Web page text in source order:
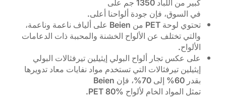
في السوق، فإن جودة ألواحنا أعلى.
تحتوي لوحة PET من Beien على ألياف ناعمة وناعمة،
والتي تختلف عن الألواح الخشنة والمحببة ذات الدعامات
الألواح.
على عكس تجار ألواح البولي إيثيلين تيرفثالات البولي
إيثيلين تيرفثالات التي تستخدم مواد نفايات معاد تدويرها
بقدر 60% إلى 70%، فإن Beien
تمثل المواد الخام لألواح PET 80%.